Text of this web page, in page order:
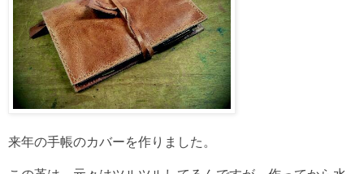
来年の手帳のカバーを作りました。